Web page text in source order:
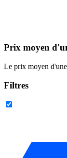
Prix moyen
Le prix moyen
Filtres